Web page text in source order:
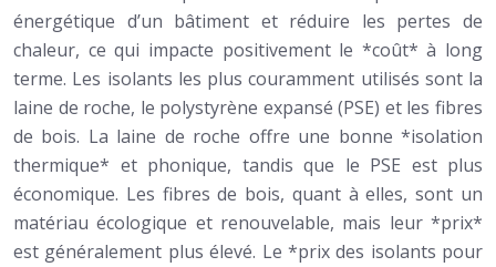
énergétique d’un bâtiment et réduire les pertes de
chaleur, ce qui impacte positivement le *coût* à long
terme. Les isolants les plus couramment utilisés sont la
laine de roche, le polystyrène expansé (PSE) et les fibres
de bois. La laine de roche offre une bonne *isolation
thermique* et phonique, tandis que le PSE est plus
économique. Les fibres de bois, quant à elles, sont un
matériau écologique et renouvelable, mais leur *prix*
est généralement plus élevé. Le *prix des isolants pour